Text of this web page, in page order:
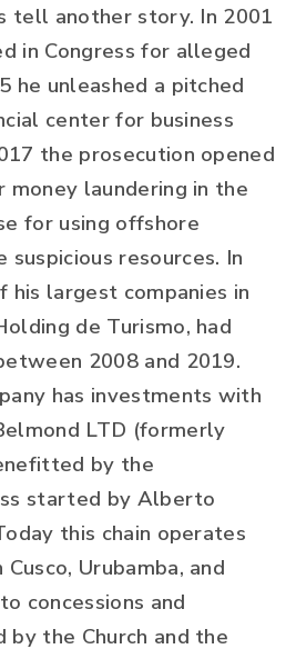
tell another story. In 2001
in Congress for alleged
he unleashed a pitched
center for business
the prosecution opened
money laundering in the
for using offshore
suspicious resources. In
his largest companies in
de Turismo, had
2008 and 2019.
has investments with
LTD (formerly
by the
started by Alberto
this chain operates
Urubamba, and
concessions and
the Church and the